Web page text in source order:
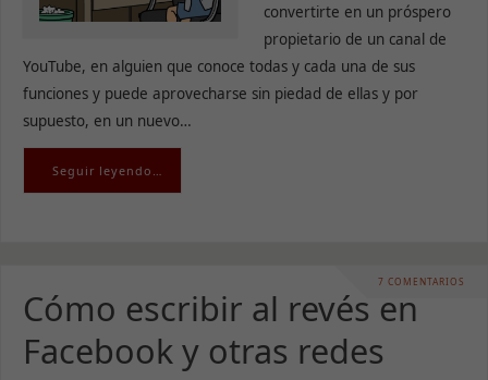
convertirte en un próspero
propietario de un canal de
YouTube, en alguien que conoce todas y cada una de sus
funciones y puede aprovecharse sin piedad de ellas y por
supuesto, en un nuevo…
Seguir leyendo…
7 COMENTARIOS
Cómo escribir al revés en
Facebook y otras redes